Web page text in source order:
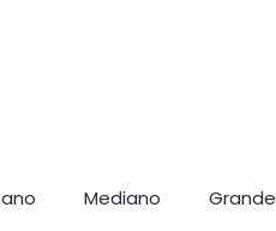
Mediano Grande